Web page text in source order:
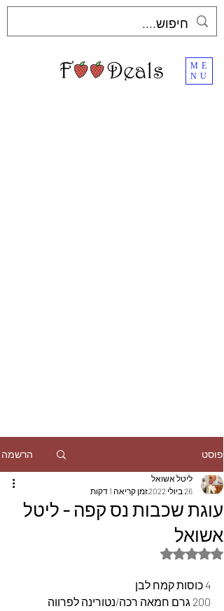
ME
NU
פוסט הרשמה
עוגת שכבות נס קפה - ליטל
אשואל
ליטל אשואל
26 ביולי 2022
זמן קריאה 1 דקות
דירוג של NaN מתוך 5 כוכבים
4 כוסות קמח לבן
200 גרם חמאה רכה/נטורינה לפרווה